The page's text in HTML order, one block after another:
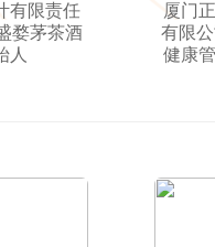
有限责任
婺茅茶酒
人
厦门
有限
健康